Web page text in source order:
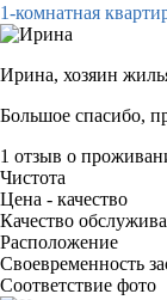
1-комнатная
Ирина, хозяин
Большое спасибо,
1 отзыв о
Чистота
Цена - качество
Качество
Расположение
Своевременность
Соответствие фото